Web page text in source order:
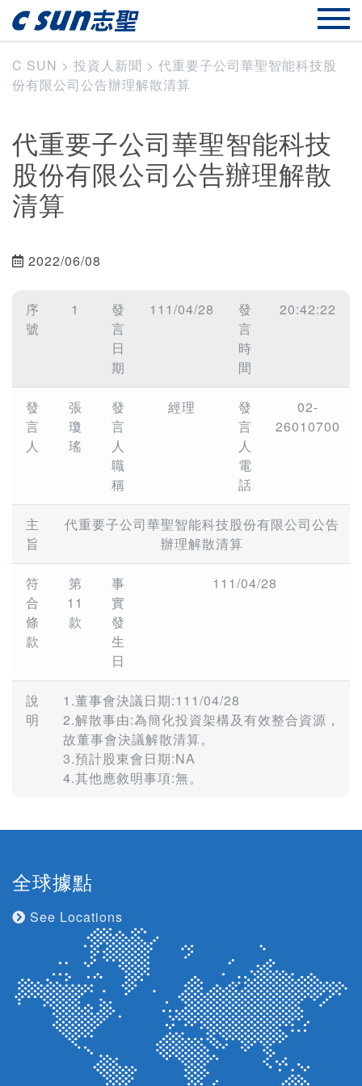
C SUN > 投資人新聞 > 代重要子公司華聖智能科技股
份有限公司公告辦理解散清算
代重要子公司華聖智能科技
股份有限公司公告辦理解散
清算
2022/06/08
序
號
1
發
言
日
期
111/04/28
發
言
時
間
20:42:22
發
言
人
張
瓊
瑤
發
言
人
職
稱
經理
發
言
人
電
話
02-
26010700
主
旨
代重要子公司華聖智能科技股份有限公司公告
辦理解散清算
符
合
條
款
第
11
款
事
實
發
生
日
111/04/28
說
明
1.董事會決議日期:111/04/28
2.解散事由:為簡化投資架構及有效整合資源，
故董事會決議解散清算。
3.預計股東會日期:NA
4.其他應敘明事項:無。
全球據點
See Locations